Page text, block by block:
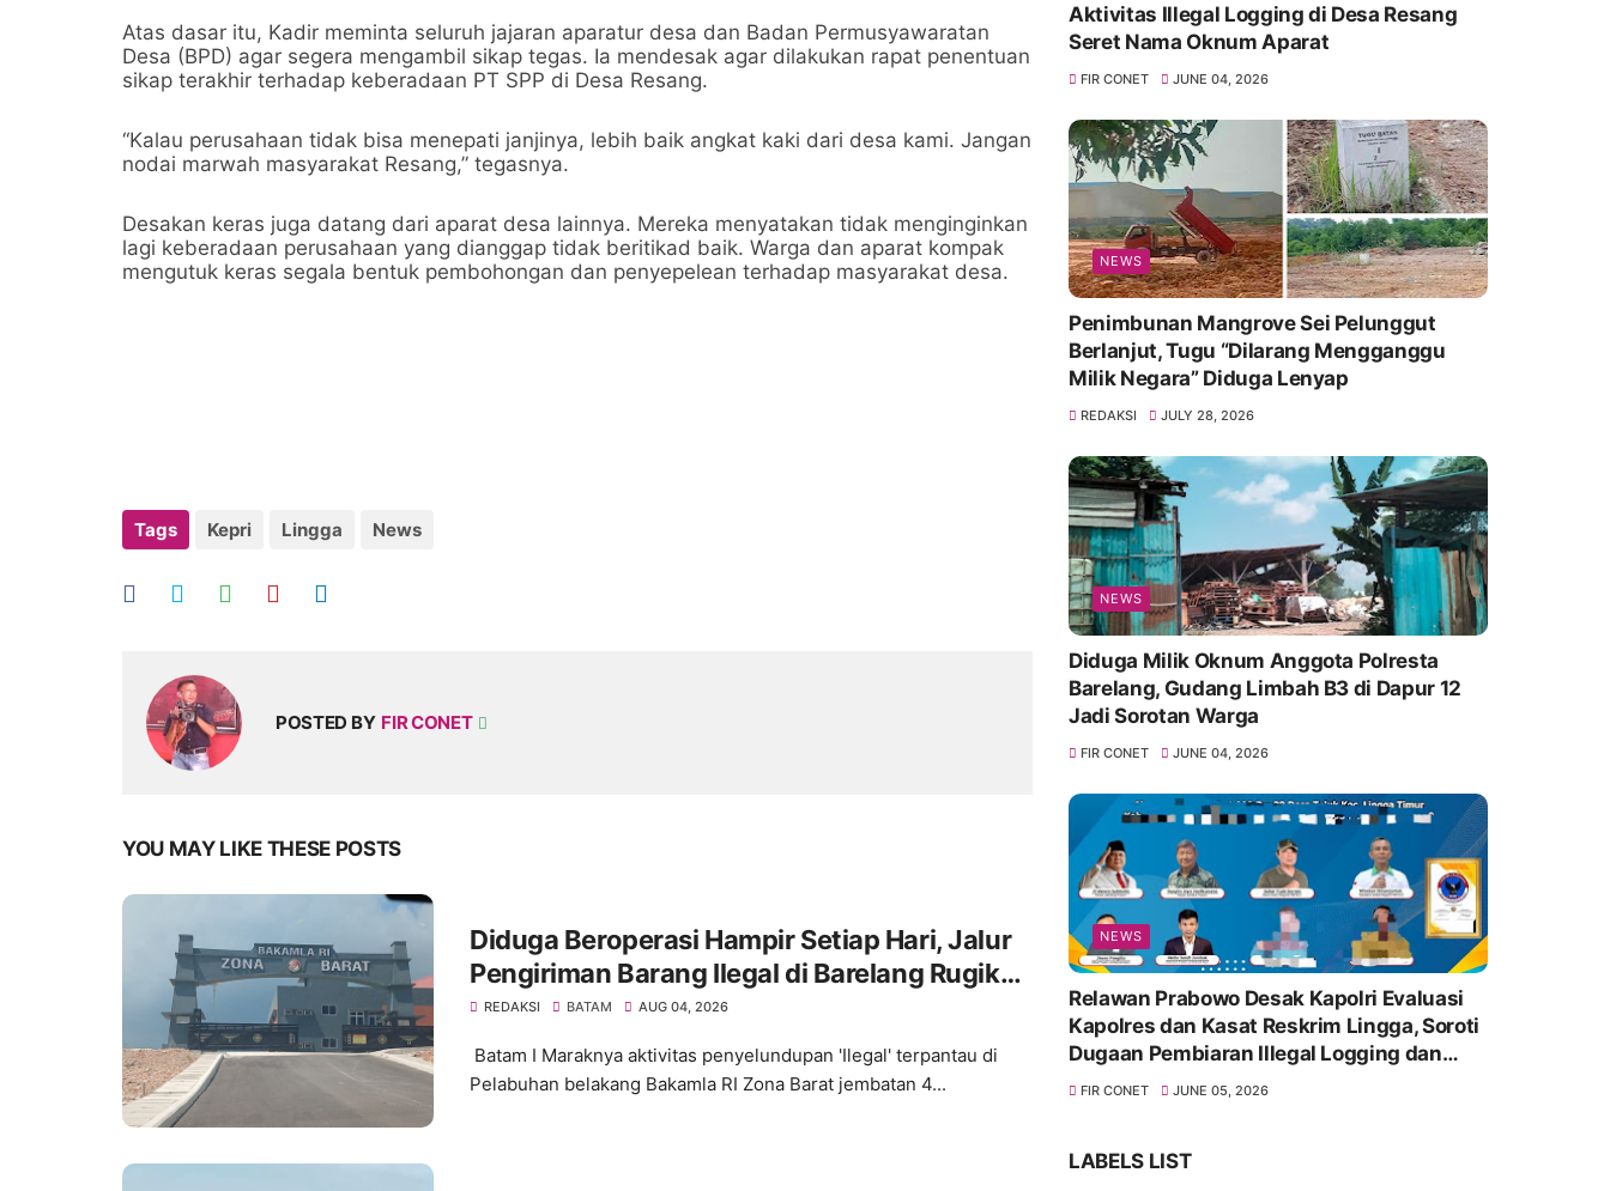
Atas dasar itu, Kadir meminta seluruh jajaran aparatur desa dan Badan Permusyawaratan
Desa (BPD) agar segera mengambil sikap tegas. Ia mendesak agar dilakukan rapat penentuan
sikap terakhir terhadap keberadaan PT SPP di Desa Resang.
“Kalau perusahaan tidak bisa menepati janjinya, lebih baik angkat kaki dari desa kami. Jangan
nodai marwah masyarakat Resang,” tegasnya.
Desakan keras juga datang dari aparat desa lainnya. Mereka menyatakan tidak menginginkan
lagi keberadaan perusahaan yang dianggap tidak beritikad baik. Warga dan aparat kompak
mengutuk keras segala bentuk pembohongan dan penyepelean terhadap masyarakat desa.
Tags Kepri Lingga News
POSTED BY FIR CONET
YOU MAY LIKE THESE POSTS
Diduga Beroperasi Hampir Setiap Hari, Jalur
Pengiriman Barang Ilegal di Barelang Rugikan
Negara Miliaran Rupiah
REDAKSI BATAM AUG 04, 2026
Batam I Maraknya aktivitas penyelundupan 'Ilegal' terpantau di
Pelabuhan belakang Bakamla RI Zona Barat jembatan 4...
Aktivitas Illegal Logging di Desa Resang
Seret Nama Oknum Aparat
FIR CONET JUNE 04, 2026
NEWS
Penimbunan Mangrove Sei Pelunggut
Berlanjut, Tugu “Dilarang Mengganggu
Milik Negara” Diduga Lenyap
REDAKSI JULY 28, 2026
NEWS
Diduga Milik Oknum Anggota Polresta
Barelang, Gudang Limbah B3 di Dapur 12
Jadi Sorotan Warga
FIR CONET JUNE 04, 2026
NEWS
Relawan Prabowo Desak Kapolri Evaluasi
Kapolres dan Kasat Reskrim Lingga, Soroti
Dugaan Pembiaran Illegal Logging dan
Lambannya Penanganan Korupsi
FIR CONET JUNE 05, 2026
LABELS LIST